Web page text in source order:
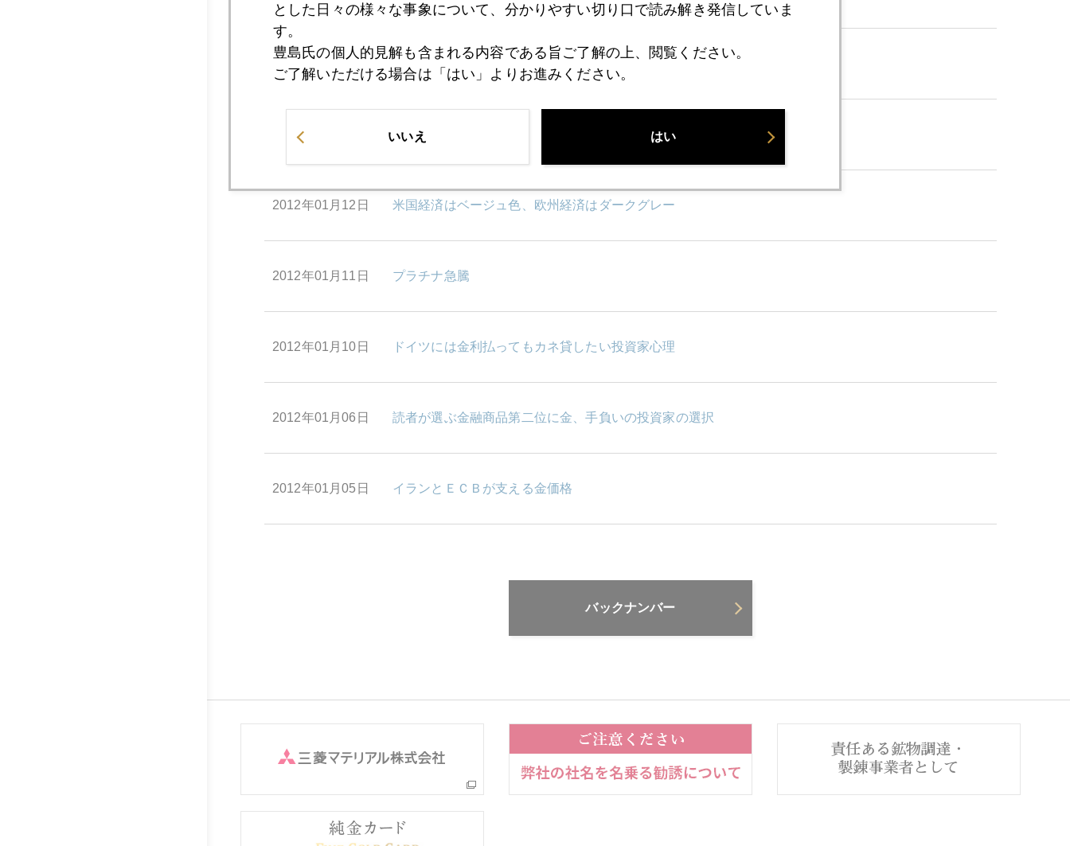
2012年01月16日 欧州一斉格下げ、市場は噂で売ってニュースで買い
2012年01月13日 ２０１２年投資商品人気Ｎｏ．１は"金"
2012年01月12日 米国経済はベージュ色、欧州経済はダークグレー
2012年01月11日 プラチナ急騰
2012年01月10日 ドイツには金利払ってもカネ貸したい投資家心理
2012年01月06日 読者が選ぶ金融商品第二位に金、手負いの投資家の選択
2012年01月05日 イランとＥＣＢが支える金価格
バックナンバー
とした日々の様々な事象について、分かりやすい切り口で読み解き発信していま
す。
豊島氏の個人的見解も含まれる内容である旨ご了解の上、閲覧ください。
ご了解いただける場合は「はい」よりお進みください。
いいえ はい